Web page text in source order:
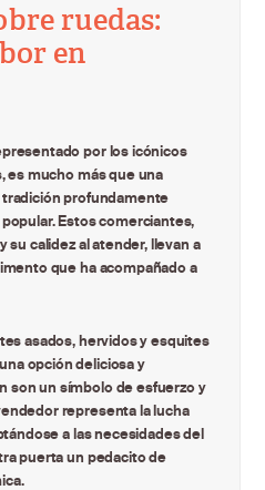
ruedas:
en
por los icónicos
es mucho más que una
profundamente
Estos comerciantes,
calidez al atender, llevan a
que ha acompañado a
asados, hervidos y esquites
opción deliciosa y
son un símbolo de esfuerzo y
representa la lucha
a las necesidades del
puerta un pedacito de